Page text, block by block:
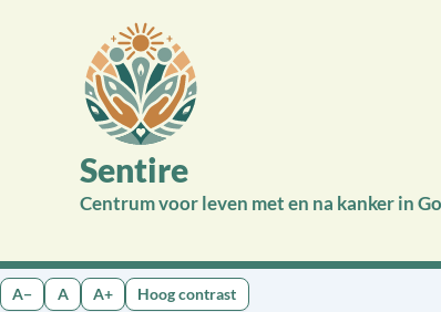
Sentire
Centrum voor leven met en na kanker in
A− A A+ Hoog contrast